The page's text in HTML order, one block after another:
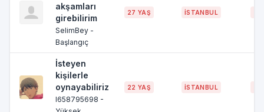
akşamları
girebilirim
SelimBey -
Başlangıç
27 YAŞ İSTANBUL
İsteyen
kişilerle
oynayabiliriz
I658795698 -
22 YAŞ İSTANBUL